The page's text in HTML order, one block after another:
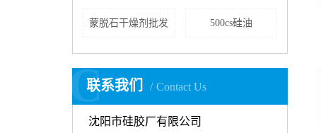
蒙脱石干燥剂批发 500cs硅油
联系我们 Contact Us
C
沈阳市硅胶厂有限公司